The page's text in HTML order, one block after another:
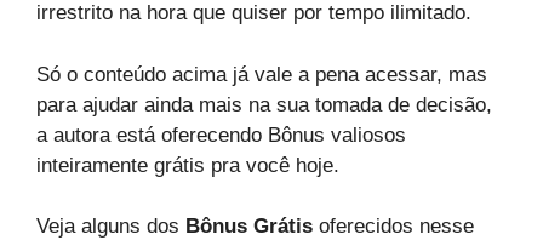
irrestrito na hora que quiser por tempo ilimitado.
Só o conteúdo acima já vale a pena acessar, mas
para ajudar ainda mais na sua tomada de decisão,
a autora está oferecendo Bônus valiosos
inteiramente grátis pra você hoje.
Veja alguns dos Bônus Grátis oferecidos nesse